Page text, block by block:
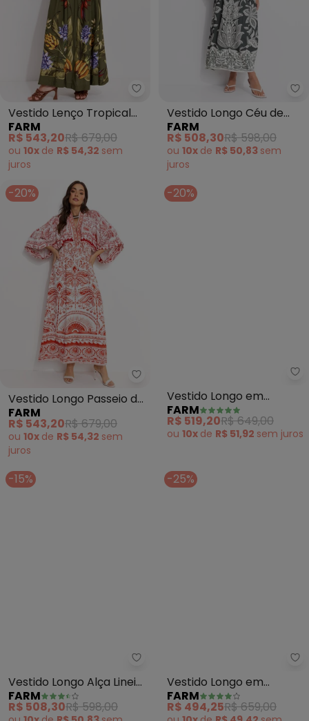
Farm - Vestido Lenço Tropical
Vestido Lenço Tropical
(Verde)
FARM
R$ 543,20R$ 679,00
ou 10x de R$ 54,32 sem
juros
Vestido Longo Céu de
Arara (Verde)
FARM
R$ 508,30R$ 598,00
ou 10x de R$ 50,83 sem
juros
-20%
Farm - Vestido Longo Passeio
Vestido Longo Passeio de
Rio (Vermelho)
FARM
R$ 543,20R$ 679,00
ou 10x de R$ 54,32 sem
juros
-20%
Vestido Longo em
Viscose (Preto)
FARM
R$ 519,20R$ 649,00
ou 10x de R$ 51,92 semjuros
-15%
Vestido Longo Alça Lineia
(Verde)
FARM
R$ 508,30R$ 598,00
-25%
Vestido Longo em
Viscose (Azul)
FARM
R$ 494,25R$ 659,00